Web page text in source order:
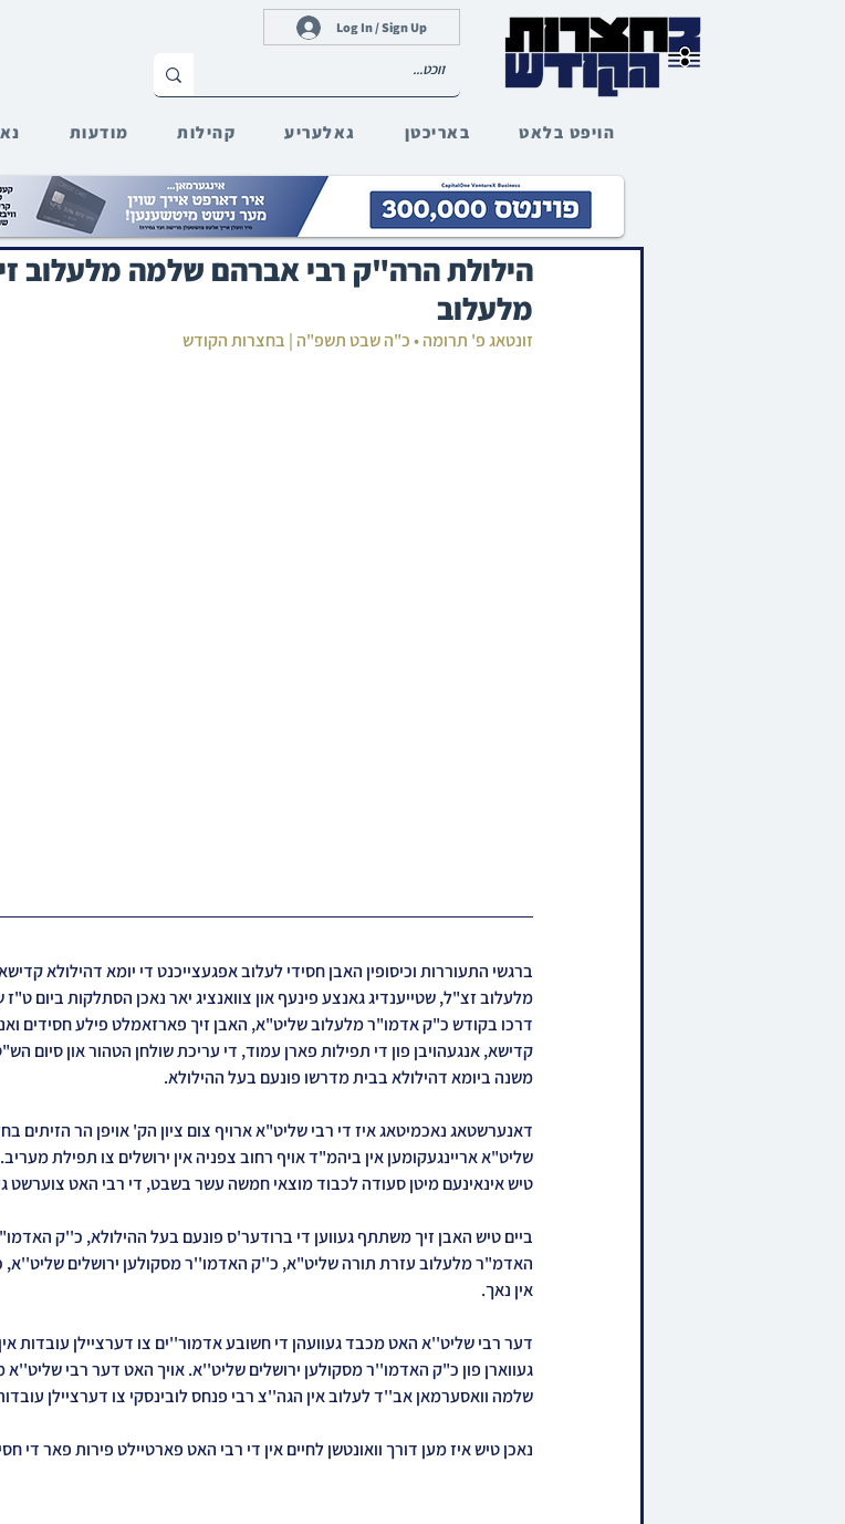
הויפט בלאט באריכטן גאלעריע קהילות מודעות
Log In / Sign Up
הילולת הרה"ק רבי אברהם שלמה מלעלוב
מלעלוב
זונטאג פ' תרומה • כ"ה שבט תשפ"ה | בחצרות הקודש
ברגשי התעוררות וכיסופין האבן חסידי לעלוב אפגעצייכנט די יומא דהילולא
מלעלוב זצ"ל, שטייענדיג גאנצע פינעף און צוואנציג יאר נאכן הסתלקות ביום
דרכו בקודש כ"ק אדמו"ר מלעלוב שליט"א, האבן זיך פארזאמלט פילע חסידים
קדישא, אנגעהויבן פון די תפילות פארן עמוד, די עריכת שולחן הטהור און סיום
משנה ביומא דהילולא בבית מדרשו פונעם בעל ההילולא.
דאנערשטאג נאכמיטאג איז די רבי שליט"א ארויף צום ציון הק' אויפן הר הזיתים
שליט"א אריינגעקומען אין ביהמ"ד אויף רחוב צפניה אין ירושלים צו תפילת
טיש אינאינעם מיטן סעודה לכבוד מוצאי חמשה עשר בשבט, די רבי האט צוערשט
ביים טיש האבן זיך משתתף געווען די ברודער'ס פונעם בעל ההילולא, כ''ק
האדמ"ר מלעלוב עזרת תורה שליט"א, כ''ק האדמו''ר מסקולען ירושלים
אין נאך.
דער רבי שליט''א האט מכבד געוועהן די חשובע אדמור''ים צו דערציילן עובדות אין
געווארן פון כ"ק האדמו''ר מסקולען ירושלים שליט''א. אויך האט דער רבי שליט''א
שלמה וואסערמאן אב''ד לעלוב אין הגה''צ רבי פנחס לובינסקי צו דערציילן עובדות
נאכן טיש איז מען דורך וואונטשן לחיים אין די רבי האט פארטיילט פירות פאר די